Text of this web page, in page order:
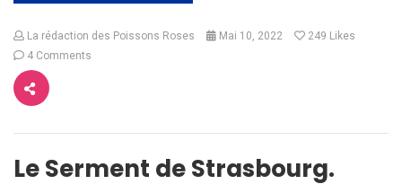
La rédaction des Poissons Roses Mai 10, 2022 249 Likes
4 Comments
Le Serment de Strasbourg.